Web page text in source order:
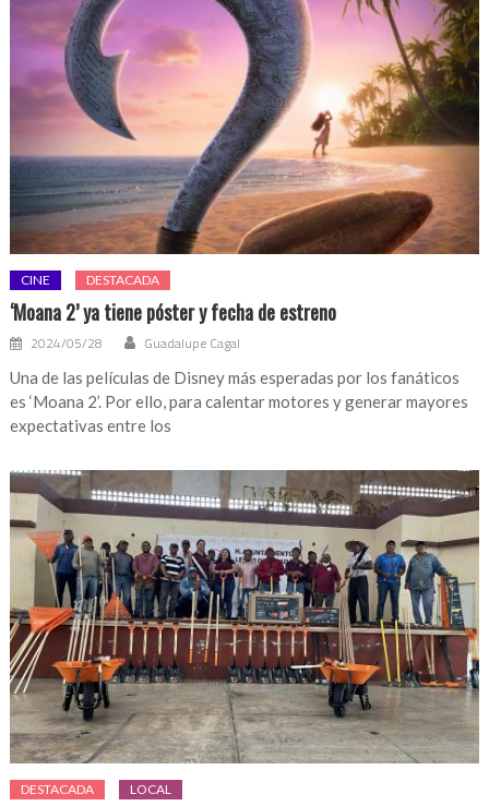
CINE DESTACADA
‘Moana 2’ ya tiene póster y fecha de estreno
2024/05/28 Guadalupe Cagal
Una de las películas de Disney más esperadas por los fanáticos
es ‘Moana 2’. Por ello, para calentar motores y generar mayores
expectativas entre los
DESTACADA LOCAL